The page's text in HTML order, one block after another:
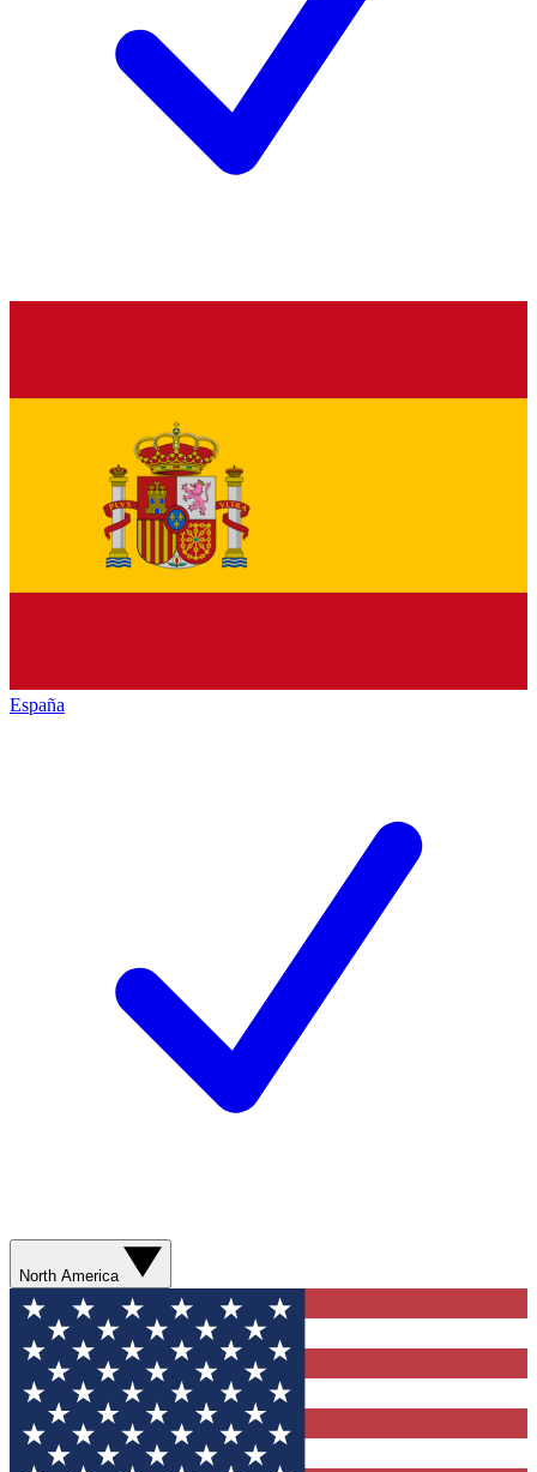
España
North America